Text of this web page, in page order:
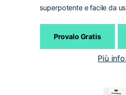
superpotente e facile da
Provalo Gratis
Più